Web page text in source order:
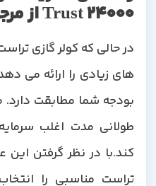
Trust 24000 از مرجع تخصصی دماجت
های زیادی را ارائه می دهد،
بودجه شما مطابقت دارد.
طولانی مدت اغلب سرمایه
کند.با در نظر گرفتن این
تراست مناسبی را انتخاب